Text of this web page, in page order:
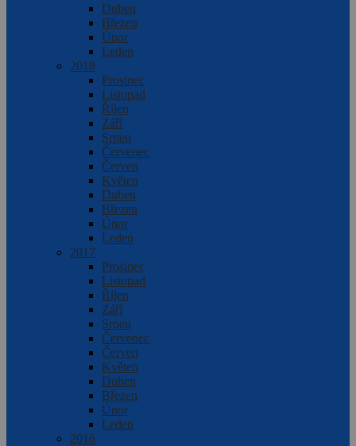
Duben
Březen
Únor
Leden
2018
Prosinec
Listopad
Říjen
Září
Srpen
Červenec
Červen
Květen
Duben
Březen
Únor
Leden
2017
Prosinec
Listopad
Říjen
Září
Srpen
Červenec
Červen
Květen
Duben
Březen
Únor
Leden
2016